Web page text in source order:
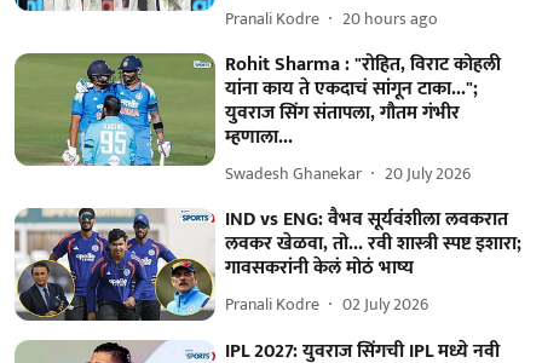
Pranali Kodre 20 hours ago
Rohit Sharma : "रोहित, विराट कोहली
यांना काय ते एकदाचं सांगून टाका...";
युवराज सिंग संतापला, गौतम गंभीर
म्हणाला...
Swadesh Ghanekar 20 July 2026
IND vs ENG: वैभव सूर्यवंशीला लवकरात
लवकर खेळवा, तो... रवी शास्त्री स्पष्ट इशारा;
गावसकरांनी केलं मोठं भाष्य
Pranali Kodre 02 July 2026
IPL 2027: युवराज सिंगची IPL मध्ये नवी